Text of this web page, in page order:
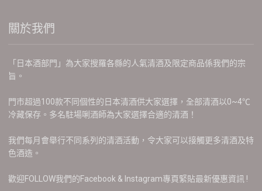
關於我們
「日本酒部門」為大家搜羅各縣的人氣清酒及限定商品係我們的宗
旨。
門市超過100款不同個性的日本清酒供大家選擇，全部清酒以0~4℃
冷藏保存。多名駐場唎酒師為大家選擇合適的清酒！
我們每月會舉行不同系列的清酒活動，令大家可以接觸更多清酒及特
色酒造。
歡迎FOLLOW我們的Facebook & Instagram專頁緊貼最新優惠資訊 !